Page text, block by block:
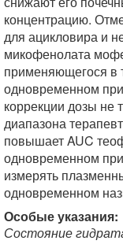
концентрацию.
для ацикловира и
микофенолата
применяющегося в
одновременном
коррекции дозы не
диапазона
повышает AUC
одновременном
измерять
одновременном
Особые указания:
Состояние